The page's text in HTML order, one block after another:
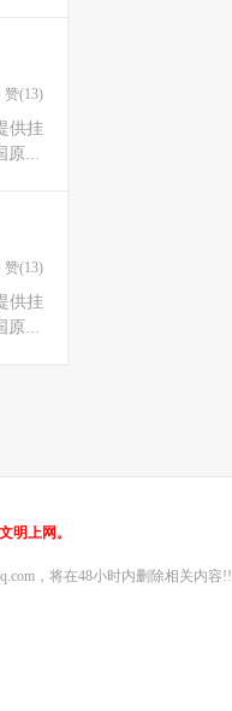
赞(13)
供挂
原...
赞(13)
供挂
原...
明上网。
，将在48小时内删除相关内容!!